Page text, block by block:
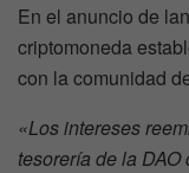
En el anuncio de
criptomoneda
con la comunidad
«Los intereses
tesorería de la